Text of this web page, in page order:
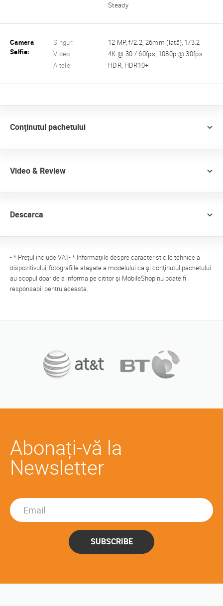
Steady
Camera
Selfie:
Singur:
12 MP, f/2.2, 26mm (lată), 1/3.2
Video:
4K @ 30 / 60fps, 1080p @ 30fps
Altele:
HDR, HDR10+
Conţinutul pachetului
Video & Review
Descarca
- * Prețul include VAT- * Informaţiile despre caracteristicile tehnice a
dispozitivului, fotografiile ataşate a modelului ca şi conţinutul pachetului
au scopul doar de a informa pe cititor şi MobileShop nu poate fi
responsabil pentru aceasta.
Abonați-vă la
Newsletter
SUBSCRIBE